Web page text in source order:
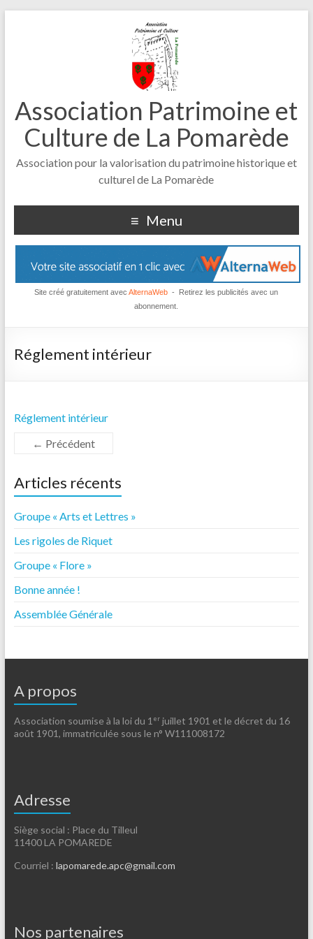
Association Patrimoine et
Culture de La Pomarède
Association pour la valorisation du patrimoine historique et
culturel de La Pomarède
Menu
Site créé gratuitement avecAlternaWeb - Retirez les publicités avec un
abonnement.
Réglement intérieur
Réglement intérieur
← Précédent
Articles récents
Groupe « Arts et Lettres »
Les rigoles de Riquet
Groupe « Flore »
Bonne année !
Assemblée Générale
A propos
Association soumise à la loi du 1 erjuillet 1901 et le décret du 16
août 1901, immatriculée sous le n° W111008172
Adresse
Siège social : Place du Tilleul
11400 LA POMAREDE
Courriel : lapomarede.apc@gmail.com
Nos partenaires